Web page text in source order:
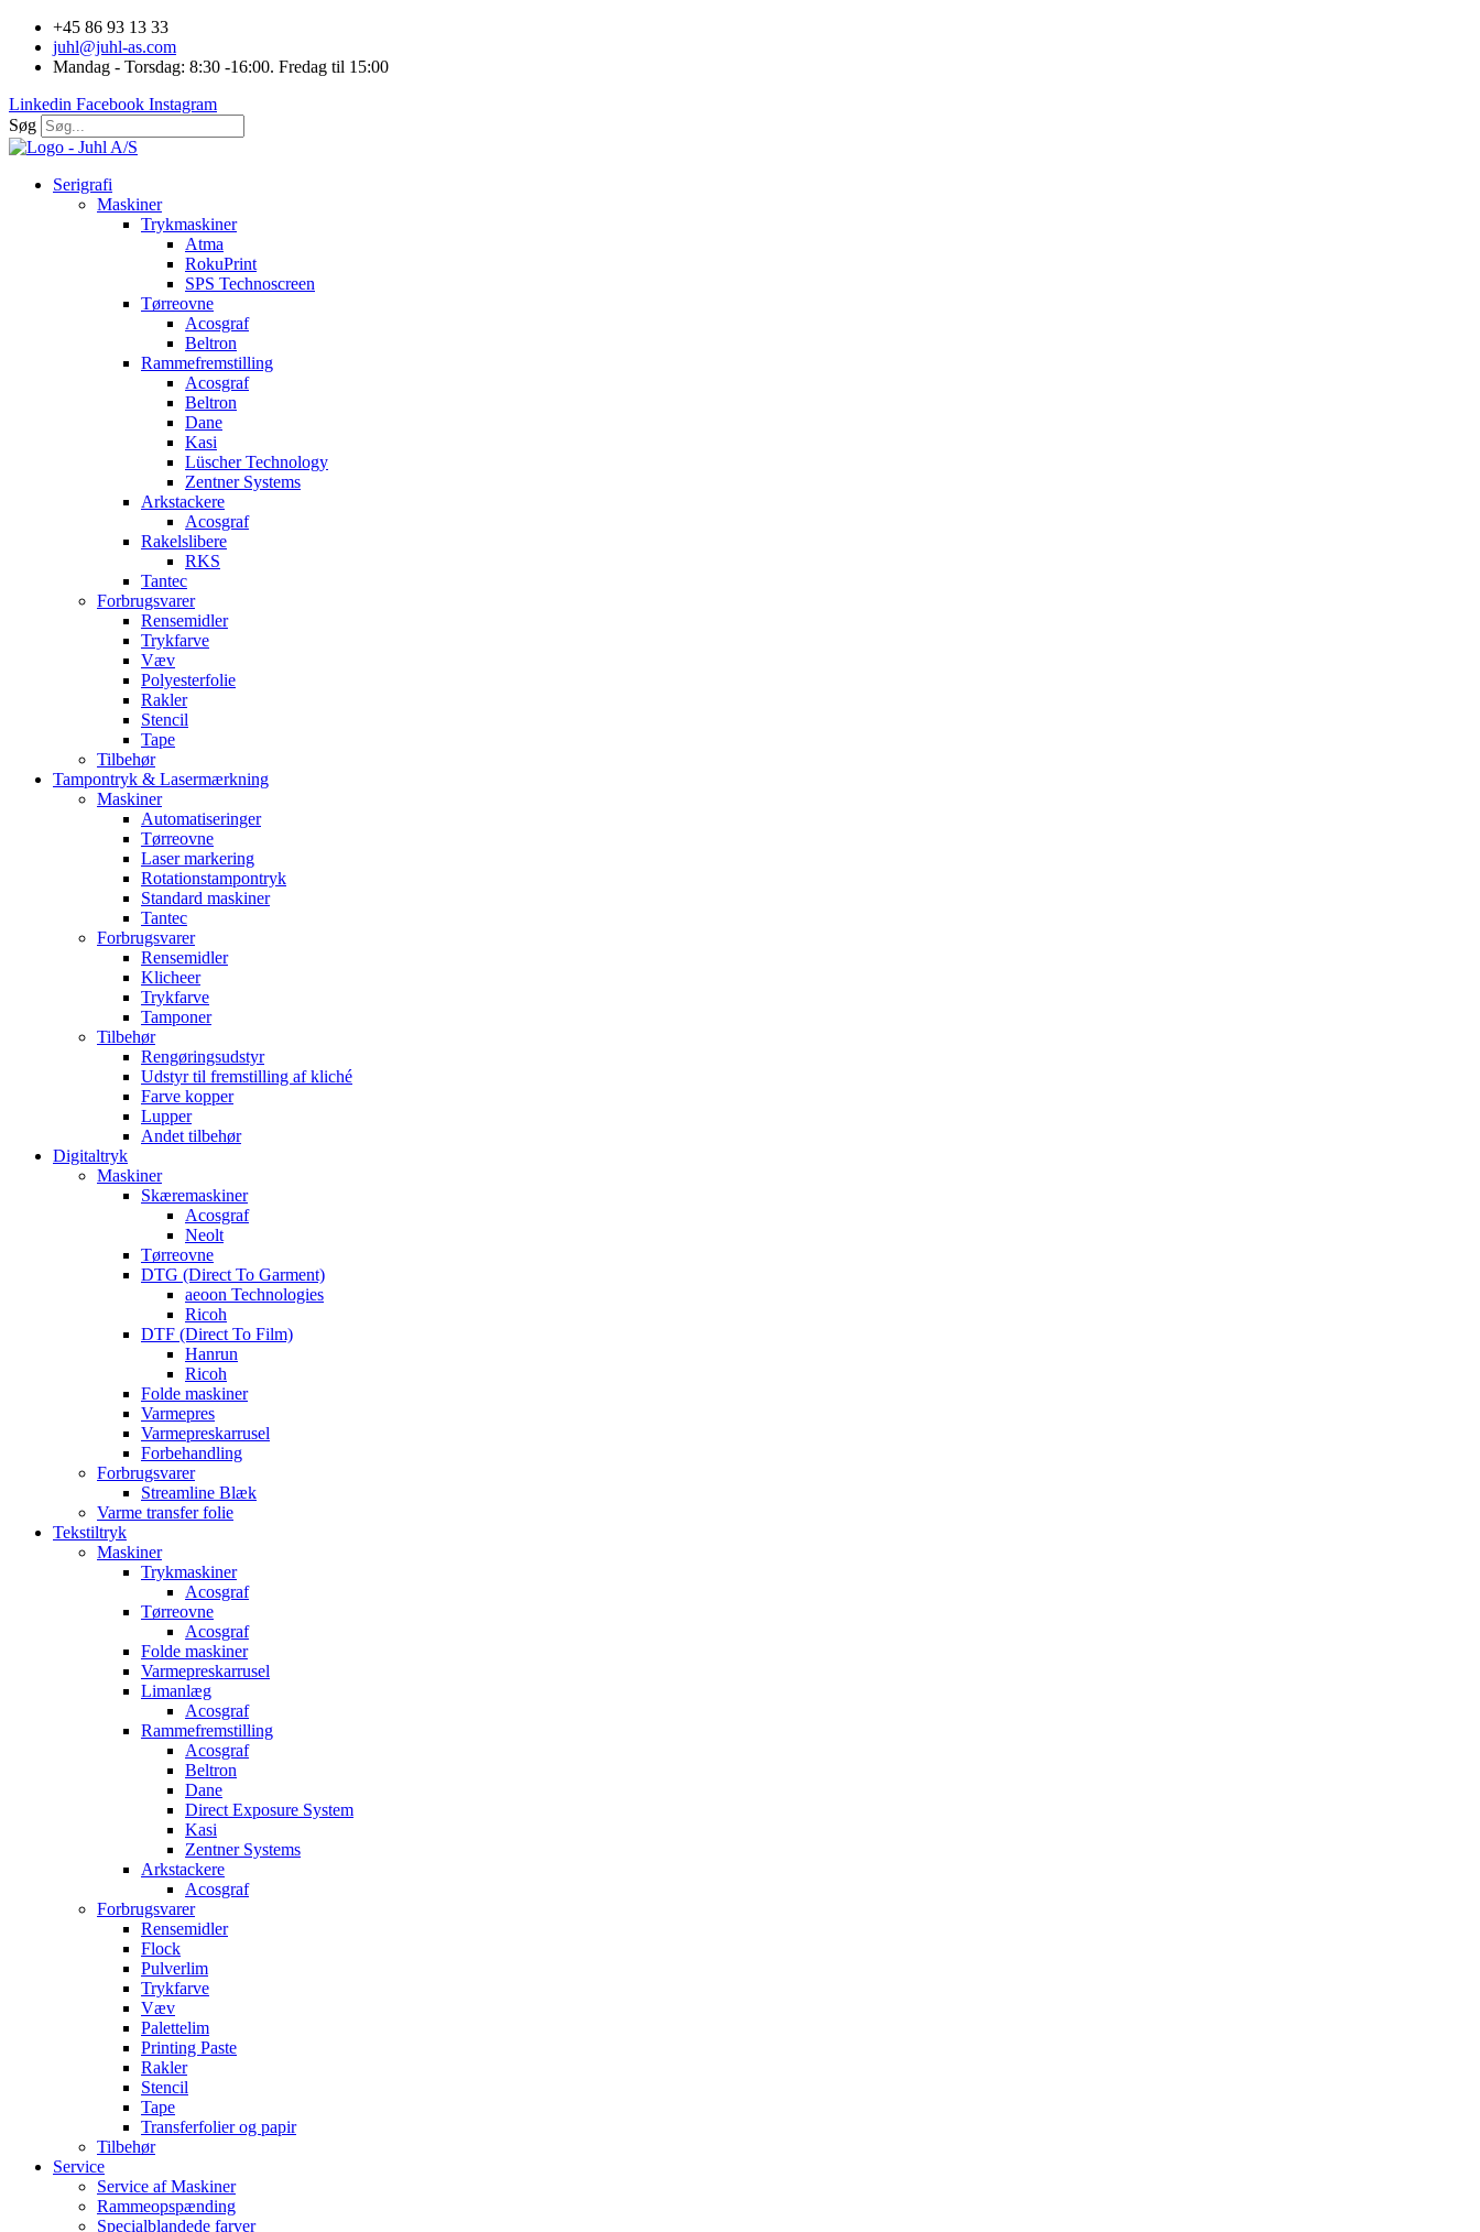
Videre
indhold
+45 86 93 13 33
juhl@juhl-as.com
Mandag - Torsdag: 8:30 -16:00. Fredag til 15:00
Linkedin Facebook Instagram
Søg
Serigrafi
Maskiner
Trykmaskiner
Atma
RokuPrint
SPS Technoscreen
Tørreovne
Acosgraf
Beltron
Rammefremstilling
Acosgraf
Beltron
Dane
Kasi
Lüscher Technology
Zentner Systems
Arkstackere
Acosgraf
Rakelslibere
RKS
Tantec
Forbrugsvarer
Rensemidler
Trykfarve
Væv
Polyesterfolie
Rakler
Stencil
Tape
Tilbehør
Tampontryk & Lasermærkning
Maskiner
Automatiseringer
Tørreovne
Laser markering
Rotationstampontryk
Standard maskiner
Tantec
Forbrugsvarer
Rensemidler
Klicheer
Trykfarve
Tamponer
Tilbehør
Rengøringsudstyr
Udstyr til fremstilling af kliché
Farve kopper
Lupper
Andet tilbehør
Digitaltryk
Maskiner
Skæremaskiner
Acosgraf
Neolt
Tørreovne
DTG (Direct To Garment)
aeoon Technologies
Ricoh
DTF (Direct To Film)
Hanrun
Ricoh
Folde maskiner
Varmepres
Varmepreskarrusel
Forbehandling
Forbrugsvarer
Streamline Blæk
Varme transfer folie
Tekstiltryk
Maskiner
Trykmaskiner
Acosgraf
Tørreovne
Acosgraf
Folde maskiner
Varmepreskarrusel
Limanlæg
Acosgraf
Rammefremstilling
Acosgraf
Beltron
Dane
Direct Exposure System
Kasi
Zentner Systems
Arkstackere
Acosgraf
Forbrugsvarer
Rensemidler
Flock
Pulverlim
Trykfarve
Væv
Palettelim
Printing Paste
Rakler
Stencil
Tape
Transferfolier og papir
Tilbehør
Service
Service af Maskiner
Rammeopspænding
Specialblandede farver